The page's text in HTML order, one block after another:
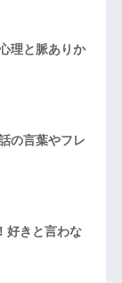
理と脈ありか
の言葉やフレ
好きと言わな